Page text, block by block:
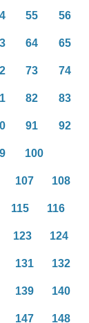
55 56
64 65
73 74
82 83
91 92
100
107 108
115 116
123 124
131 132
139 140
147 148